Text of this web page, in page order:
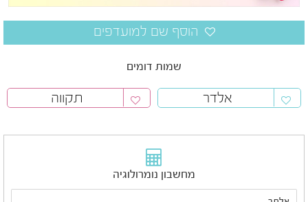
שמות דומים
אלדר תקווה
מחשבון נומרולוגיה